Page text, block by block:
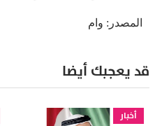
المصدر: وام
قد يعجبك أيضا
أخبار